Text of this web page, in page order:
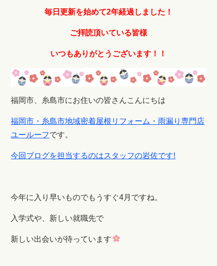
毎日更新を始めて2年経過しました！
ご拝読頂いている皆様
いつもありがとうございます！！
福岡市、糸島市にお住いの皆さんこんにちは
福岡市・糸島市地域密着屋根リフォーム・雨漏り専門店
ユールーフです。
今回ブログを担当するのはスタッフの岩佐です!
今年に入り早いものでもうすぐ4月ですね。
入学式や、新しい就職先で
新しい出会いが待っています